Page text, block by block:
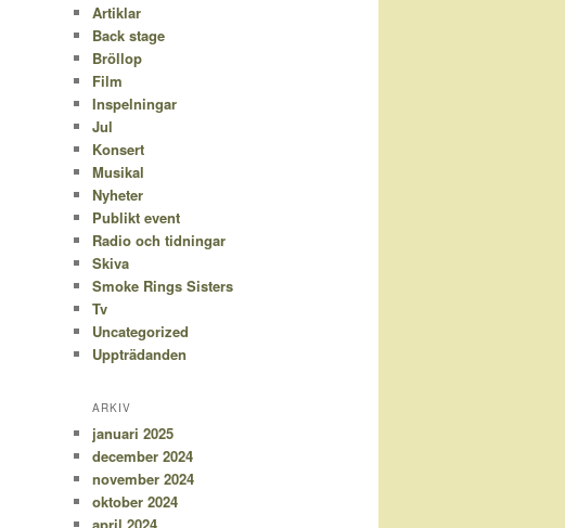
Artiklar
Back stage
Bröllop
Film
Inspelningar
Jul
Konsert
Musikal
Nyheter
Publikt event
Radio och tidningar
Skiva
Smoke Rings Sisters
Tv
Uncategorized
Uppträdanden
ARKIV
januari 2025
december 2024
november 2024
oktober 2024